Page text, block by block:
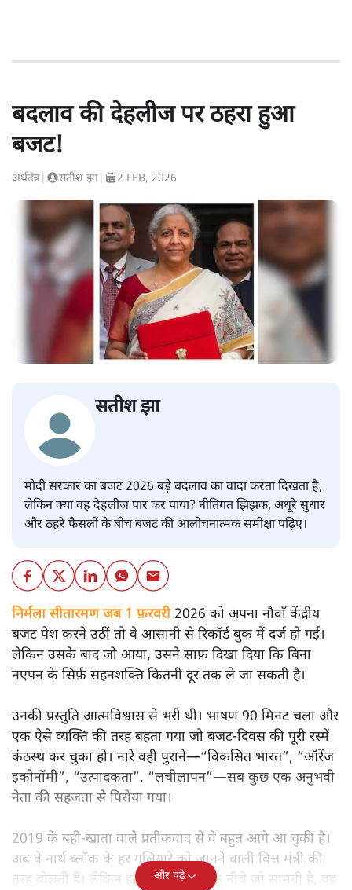
बदलाव की देहलीज पर ठहरा हुआ
बजट!
अर्थतंत्र सतीश झा 2 FEB, 2026
सतीश झा
मोदी सरकार का बजट 2026 बड़े बदलाव का वादा करता दिखता है,
लेकिन क्या वह देहलीज़ पार कर पाया? नीतिगत झिझक, अधूरे सुधार
और ठहरे फैसलों के बीच बजट की आलोचनात्मक समीक्षा पढ़िए।
निर्मला सीतारमण जब 1 फ़रवरी2026 को अपना नौवाँ केंद्रीय
बजट पेश करने उठीं तो वे आसानी से रिकॉर्ड बुक में दर्ज हो गईं।
लेकिन उसके बाद जो आया, उसने साफ़ दिखा दिया कि बिना
नएपन के सिर्फ़ सहनशक्ति कितनी दूर तक ले जा सकती है।
उनकी प्रस्तुति आत्मविश्वास से भरी थी। भाषण 90 मिनट चला और
एक ऐसे व्यक्ति की तरह बहता गया जो बजट‑दिवस की पूरी रस्में
कंठस्थ कर चुका हो। नारे वही पुराने—“विकसित भारत”, “ऑरेंज
इकोनॉमी”, “उत्पादकता”, “लचीलापन”—सब कुछ एक अनुभवी
नेता की सहजता से पिरोया गया।
2019 के बही‑खाता वाले प्रतीकवाद से वे बहुत आगे आ चुकी हैं।
अब वे नार्थ ब्लॉक के हर गलियारे को जानने वाली वित्त मंत्री की
तरह बोलती हैं। लेकिन इस आत्मविश्वास के नीचे जो सामग्री है, वह
और पढ़ें